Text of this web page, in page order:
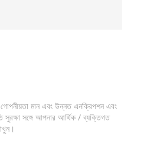
মান এবং উন্নত এনক্রিপশন এবং
সুরক্ষা সঙ্গে আপনার আর্থিক / ব্যক্তিগত